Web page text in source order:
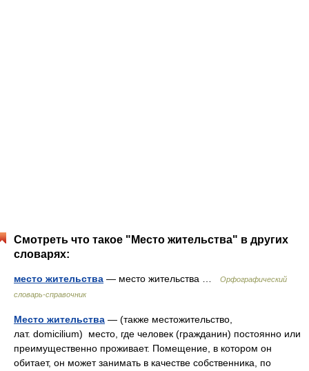
Смотреть что такое "Место жительства" в других
словарях:
место жительства — место жительства …
Орфографический
словарь-справочник
Место жительства — (также местожительство,
лат. domicilium) место, где человек (гражданин) постоянно или
преимущественно проживает. Помещение, в котором он
обитает, он может занимать в качестве собственника, по